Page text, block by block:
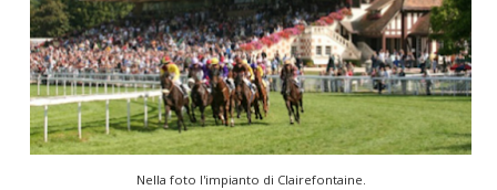
Nella foto l'impianto di Clairefontaine.